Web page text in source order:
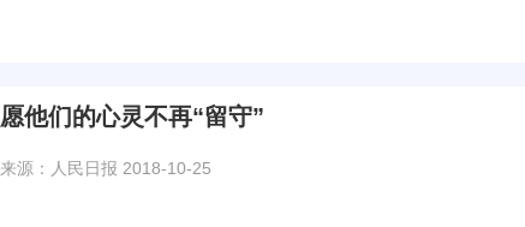
愿他们的心灵不再“留守”
来源：人民日报 2018-10-25